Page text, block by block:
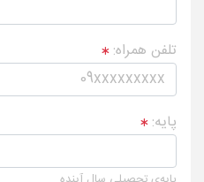
تلفن همراه:
پایه: